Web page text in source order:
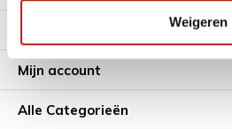
Weigeren
Mijn account
Alle Categorieën